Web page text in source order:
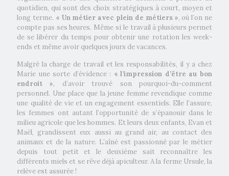
quotidien, qui sont des choix stratégiques à court, moyen et
long terme. « Un métier avec plein de métiers », où l’on ne
compte pas ses heures. Même si le travail à plusieurs permet
de se libérer du temps pour obtenir une rotation les week-
ends et même avoir quelques jours de vacances.
Malgré la charge de travail et les responsabilités, il y a chez
Marie une sorte d’évidence : « l’impression d’être au bon
endroit », d’avoir trouvé son pourquoi-du-comment
personnel. Une place que la jeune femme revendique comme
une qualité de vie et un engagement essentiels. Elle l’assure,
les femmes ont autant l’opportunité de s’épanouir dans le
milieu agricole que les hommes. Et leurs deux enfants, Evan et
Maël, grandissent eux aussi au grand air, au contact des
animaux et de la nature. L’aîné est passionné par le métier
depuis tout petit et le deuxième sait reconnaître les
différents miels et se rêve déjà apiculteur. A la ferme Ursule, la
relève est assurée !